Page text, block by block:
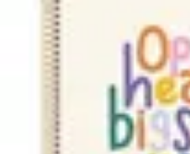
Toner Écologique
Environnement
Comprendre les toners
Choix et Comparaison
Toner Écologique